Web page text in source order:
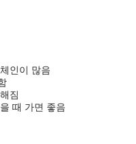
인이 많음
짐
때 가면 좋음